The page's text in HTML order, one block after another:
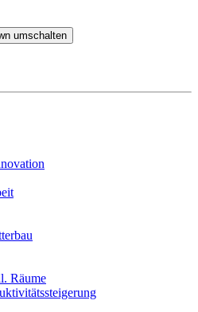
umschalten
Räume